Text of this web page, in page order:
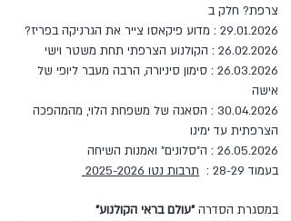
צרפת? חלק ב
29.01.2026 : מדוע פיקאסו צייר את הגרניקה בפריז?
26.02.2026 : הקולנוע הצרפתי תחת משטר וישי
26.03.2026 : סימון סיניורה, הרבה מעבר ליופי של
אישה
30.04.2026 : הסאגה של משפחת הלוי, מהמהפכה
הצרפתית עד ימינו
26.05.2026 : ה"סלונים" ואמנות השיחה
בעמוד 28-29 :
תרבות נטו 2025-2026
במסגרת הסדרה "עולם בראי הקולנוע"